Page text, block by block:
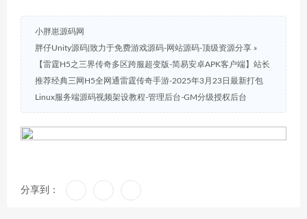
小胖崽源码网
胖仔Unity源码|致力于免费游戏源码-网站源码-顶级资源分享 »
【雷霆H5之三界传奇多区跨服超变版-简易安卓APK客户端】站长
推荐经典三网H5全网通雷霆传奇手游-2025年3月23日最新打包
Linux服务端源码视频架设教程-管理后台-GM分级授权后台
分享到：